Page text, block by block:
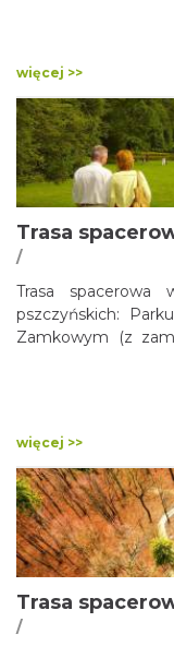
więcej >>
Trasa
/
Trasa spacerowa
pszczyńskich:
Zamkowym (z
więcej >>
/